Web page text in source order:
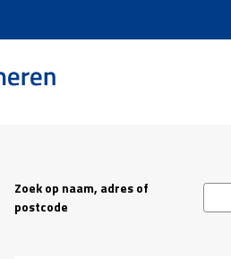
Zoek op naam, adres of
postcode